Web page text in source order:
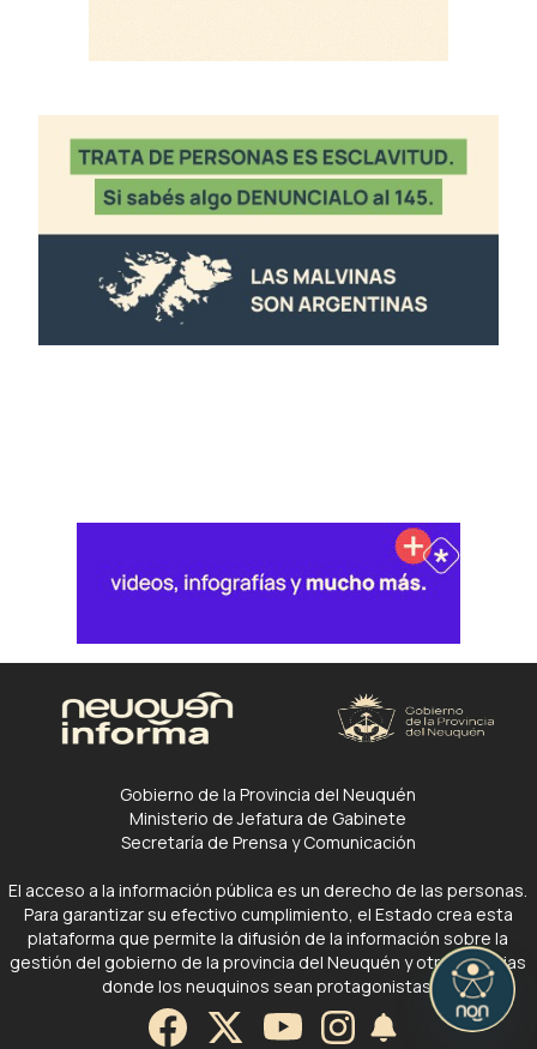
Gobierno de la Provincia del Neuquén
Ministerio de Jefatura de Gabinete
Secretaría de Prensa y Comunicación
El acceso a la información pública es un derecho de las personas.
Para garantizar su efectivo cumplimiento, el Estado crea esta
plataforma que permite la difusión de la información sobre la
gestión del gobierno de la provincia del Neuquén y otras noticias
donde los neuquinos sean protagonistas.